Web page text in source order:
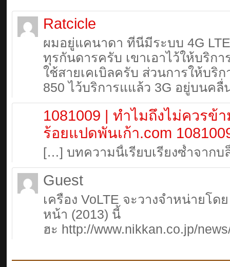
Ratcicle
ผมอยู่แคนาดา ที่นี่มีระบบ 4G
ทุรกันดารครับ เขาเอาไว้ให้บริก
ใช้สายเคเบิลครับ ส่วนการให้บริ
850 ไว้บริการแแล้ว 3G อยู่บนคลื่
1081009 | ทำไมถึงไม่ควรข้
ร้อยแปดพันเก้า.com
[…] บทความนี้เรียบเรียงซ้ำจาก
Guest
เครื่อง VoLTE จะวางจำหน่ายโ
หน้า (2013) นี้
ฮะ http://www.nikkan.co.jp/